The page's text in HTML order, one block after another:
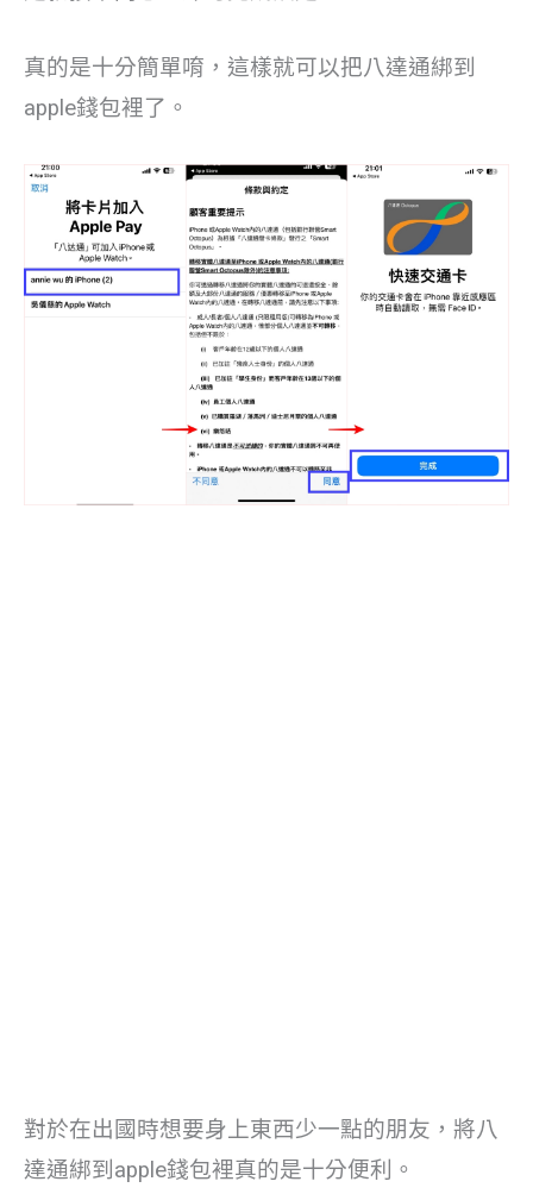
真的是十分簡單唷，這樣就可以把八達通綁到
apple錢包裡了。
對於在出國時想要身上東西少一點的朋友，將八
達通綁到apple錢包裡真的是十分便利。